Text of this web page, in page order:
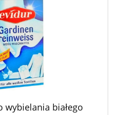
wybielania białego